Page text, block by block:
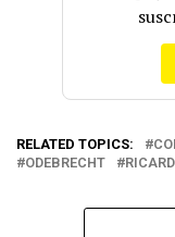
RELATED TOPICS:
ODEBRECHT